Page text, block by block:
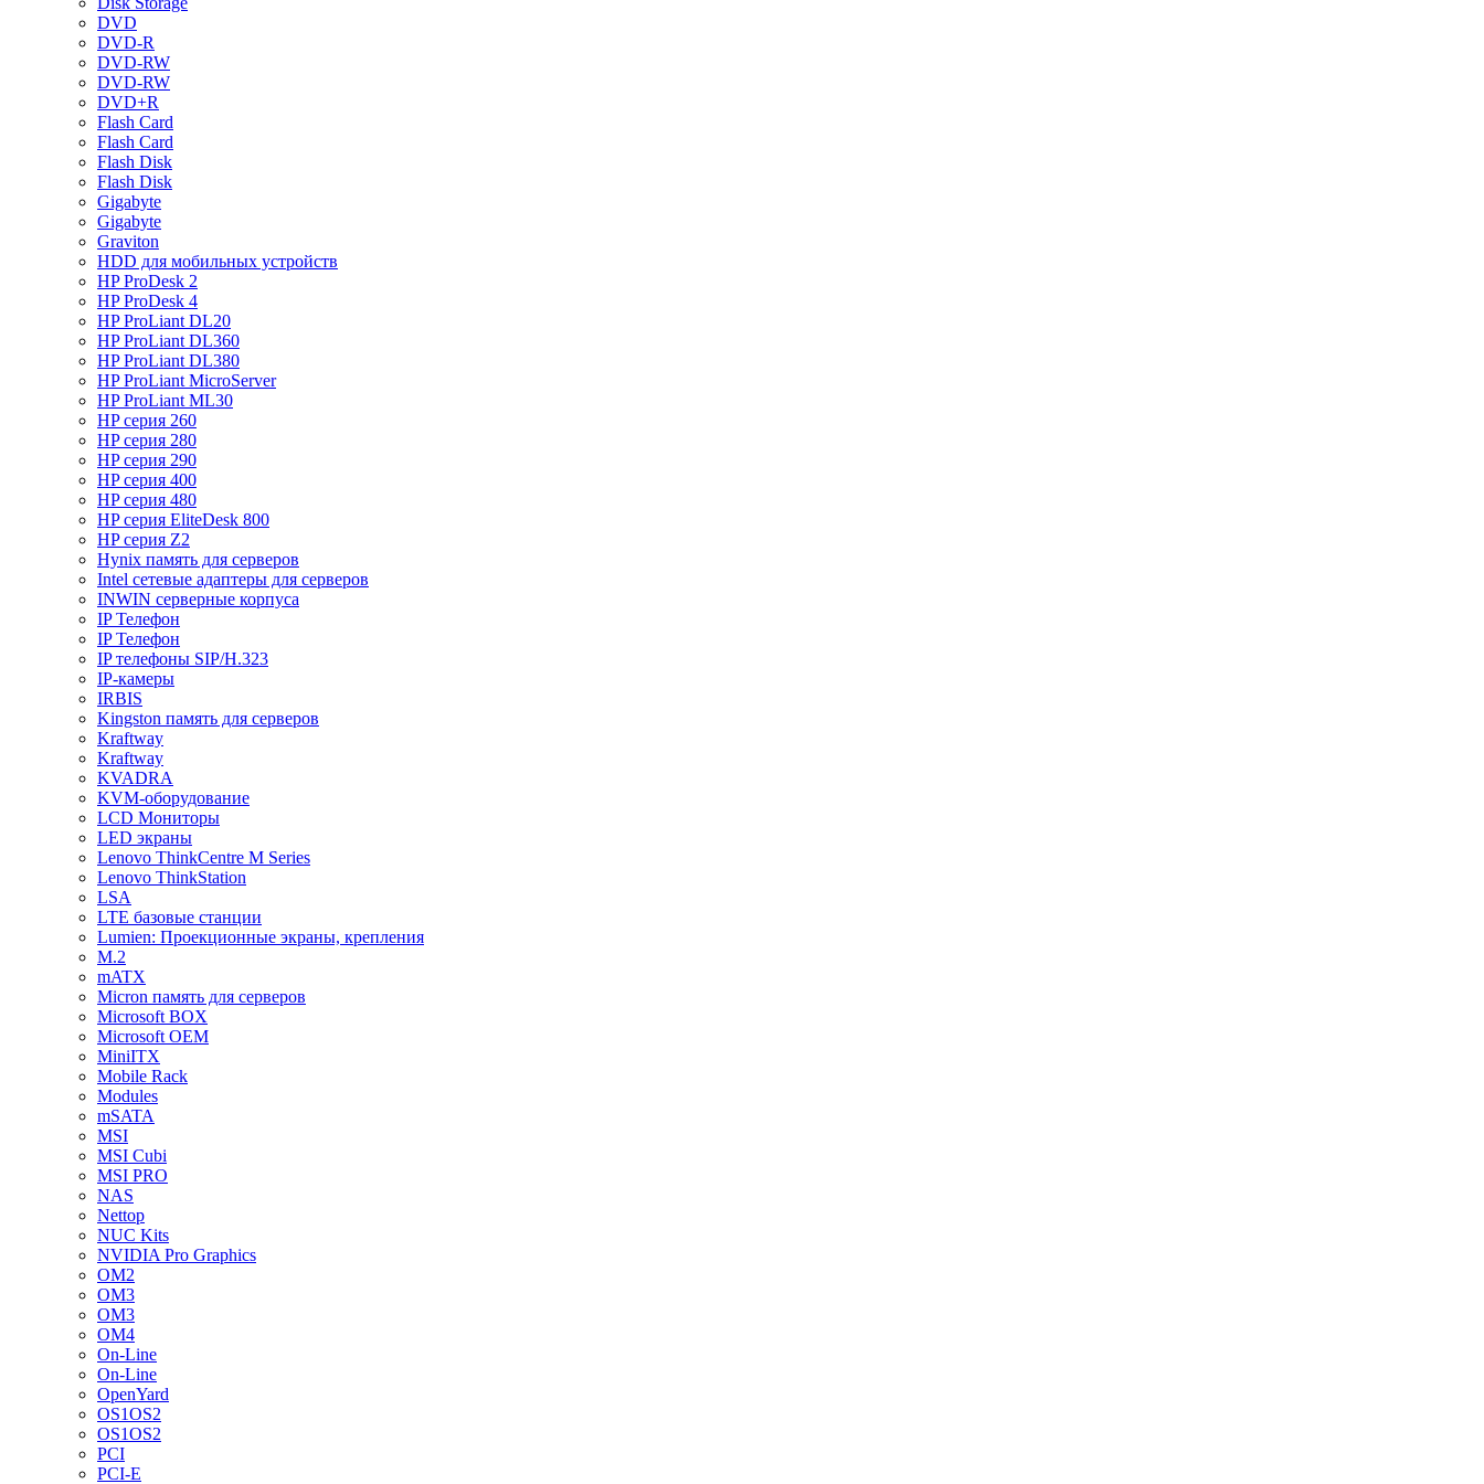
DVD
DVD-R
DVD-RW
DVD-RW
DVD+R
Flash Card
Flash Card
Flash Disk
Flash Disk
Gigabyte
Gigabyte
Graviton
HDD для мобильных устройств
HP ProDesk 2
HP ProDesk 4
HP ProLiant DL20
HP ProLiant DL360
HP ProLiant DL380
HP ProLiant MicroServer
HP ProLiant ML30
HP серия 260
HP серия 280
HP серия 290
HP серия 400
HP серия 480
HP серия EliteDesk 800
HP серия Z2
Hynix память для серверов
Intel сетевые адаптеры для серверов
INWIN серверные корпуса
IP Телефон
IP Телефон
IP телефоны SIP/H.323
IP-камеры
IRBIS
Kingston память для серверов
Kraftway
Kraftway
KVADRA
KVM-оборудование
LCD Мониторы
LED экраны
Lenovo ThinkCentre M Series
Lenovo ThinkStation
LSA
LTE базовые станции
Lumien: Проекционные экраны, крепления
M.2
mATX
Micron память для серверов
Microsoft BOX
Microsoft OEM
MiniITX
Mobile Rack
Modules
mSATA
MSI
MSI Cubi
MSI PRO
NAS
Nettop
NUC Kits
NVIDIA Pro Graphics
OM2
OM3
OM3
OM4
On-Line
On-Line
OpenYard
OS1OS2
OS1OS2
PCI
PCI-E